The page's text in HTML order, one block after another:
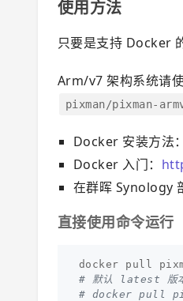
使用方法
只要是支持 Docker
Arm/v7 架构系统请
pixman/pixman-
Docker 安装方法：
Docker 入门：
在群晖 Synology
直接使用命令运行
# 默认 latest 版本
# docker pull